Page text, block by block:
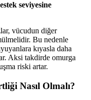
seviyesine
vücudun diğer
Bu nedenle
kıyasla daha
Aksi takdirde omurga
riski artar.
Nasıl Olmalı?